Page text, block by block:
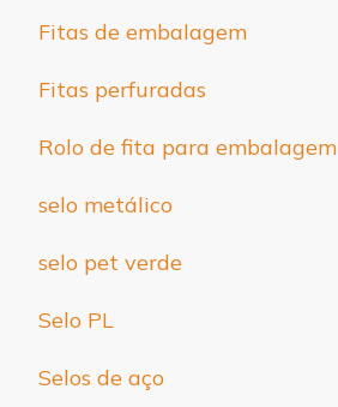
Fitas de embalagem
Fitas perfuradas
Rolo de fita para embalagem
selo metálico
selo pet verde
Selo PL
Selos de aço